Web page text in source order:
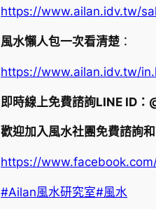
https://www.ailan.idv.tw/
風水懶人包一次看清楚 ：
https://www.ailan.idv.tw/
即時線上免費諮詢LINE ID
歡迎加入風水社團免費諮詢
https://
#Ailan風水研究室#風水